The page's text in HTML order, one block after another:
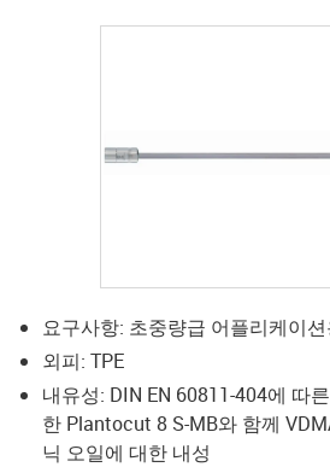
요구사항: 초중량급 어플리케이
외피: TPE
내유성: DIN EN 60811-404에 따
한 Plantocut 8 S-MB와 함께
닉 오일에 대한 내성